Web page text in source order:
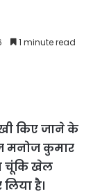
1 minute read
किए जाने के
मनोज कुमार
चूंकि खेल
है।